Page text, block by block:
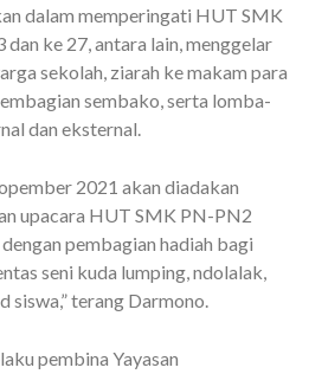
dalam memperingati HUT SMK
ke 27, antara lain, menggelar
sekolah, ziarah ke makam para
sembako, serta lomba-
dan eksternal.
2021 akan diadakan
upacara HUT SMK PN-PN2
pembagian hadiah bagi
seni kuda lumping, ndolalak,
siswa,” terang Darmono.
pembina Yayasan